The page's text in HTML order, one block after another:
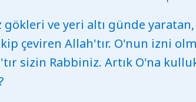
ve yeri altı günde
çeviren Allah'tır. O'nun izni
sizin Rabbiniz. Artık O'na